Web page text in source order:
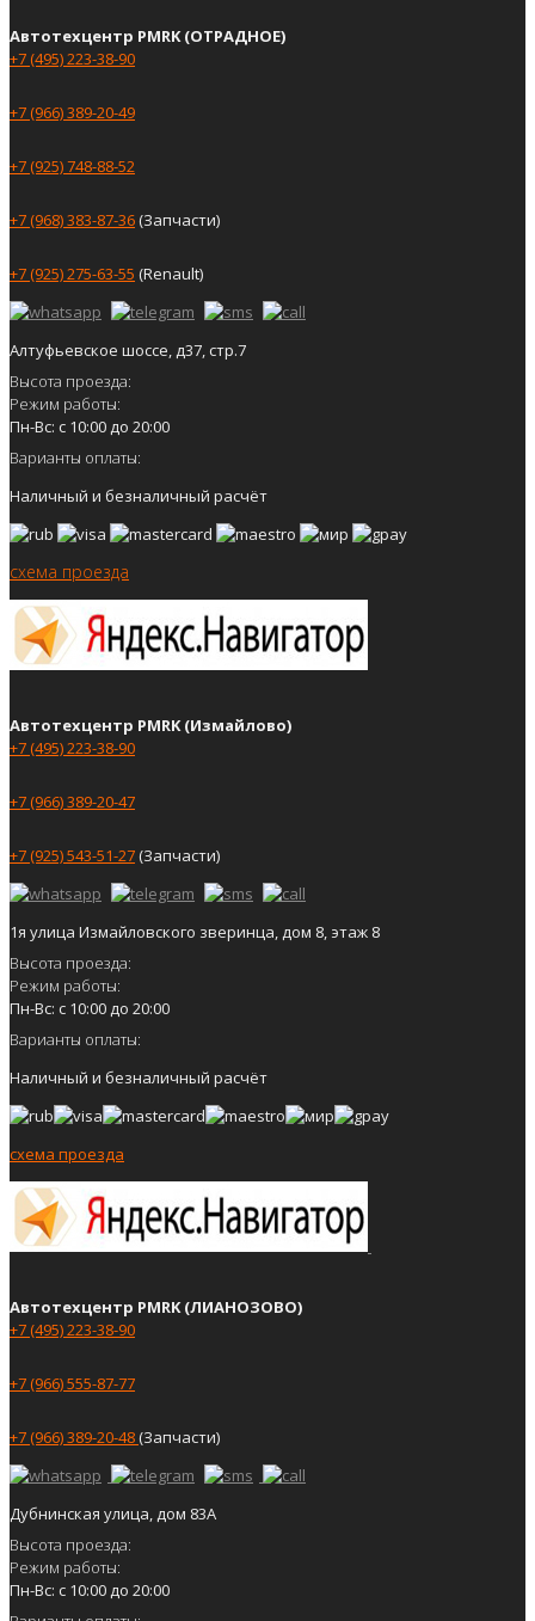
Автотехцентр PMRK (ОТРАДНОЕ)
+7 (495) 223-38-90
+7 (966) 389-20-49
+7 (925) 748-88-52
+7 (968) 383-87-36(Запчасти)
+7 (925) 275-63-55 (Renault)
Алтуфьевское шоссе, д37, стр.7
Высота проезда:
Режим работы:
Пн-Вс: с 10:00 до 20:00
Варианты оплаты:
Наличный и безналичный расчёт
схема проезда
Автотехцентр PMRK (Измайлово)
+7 (495) 223-38-90
+7 (966) 389-20-47
+7 (925) 543-51-27(Запчасти)
1я улица Измайловского зверинца, дом 8, этаж 8
Высота проезда:
Режим работы:
Пн-Вс: с 10:00 до 20:00
Варианты оплаты:
Наличный и безналичный расчёт
схема проезда
Автотехцентр PMRK (ЛИАНОЗОВО)
+7 (495) 223-38-90
+7 (966) 555-87-77
+7 (966) 389-20-48(Запчасти)
Дубнинская улица, дом 83А
Высота проезда:
Режим работы:
Пн-Вс: с 10:00 до 20:00